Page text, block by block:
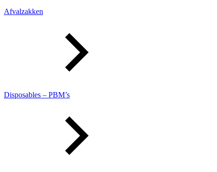
Afvalzakken
Disposables – PBM’s